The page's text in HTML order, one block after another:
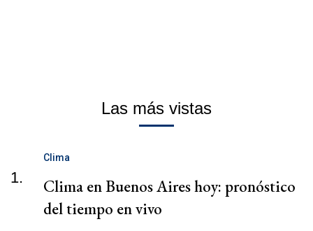
Las más vistas
1.
Clima
Clima en Buenos Aires hoy: pronóstico
del tiempo en vivo